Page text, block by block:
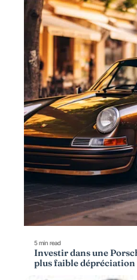
5 min read
Investir dans une
plus faible dépréciation